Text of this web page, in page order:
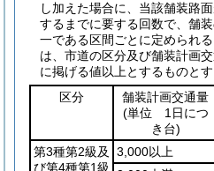
し加えた場合に、当該舗装路
するまでに要する回数で、舗
一である区間ごとに定められ
は、市道の区分及び舗装計画交
に掲げる値以上とするものとす
区分
舗装計画交通量
(単位 1日につ
き台)
第3種第2級及
び第4種第1級
3,000以上